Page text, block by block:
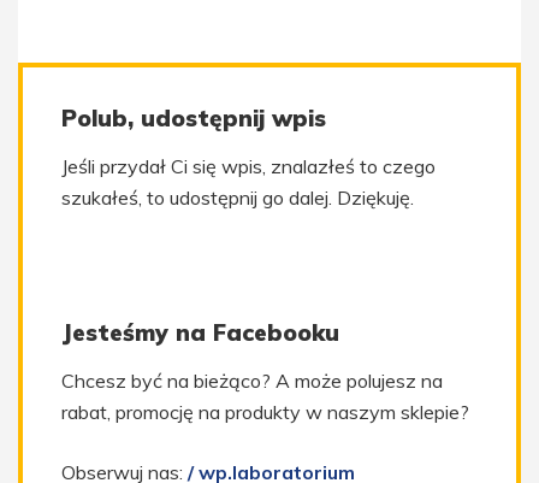
Polub, udostępnij wpis
Jeśli przydał Ci się wpis, znalazłeś to czego
szukałeś, to udostępnij go dalej. Dziękuję.
Jesteśmy na Facebooku
Chcesz być na bieżąco? A może polujesz na
rabat, promocję na produkty w naszym sklepie?
Obserwuj nas: / wp.laboratorium